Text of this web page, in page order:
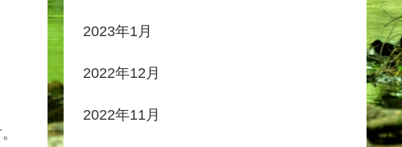
2023年1月
2022年12月
2022年11月